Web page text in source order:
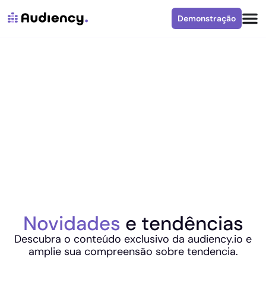
Demonstração
Novidades e tendências
Descubra o conteúdo exclusivo da audiency.io e
amplie sua compreensão sobre tendencia.